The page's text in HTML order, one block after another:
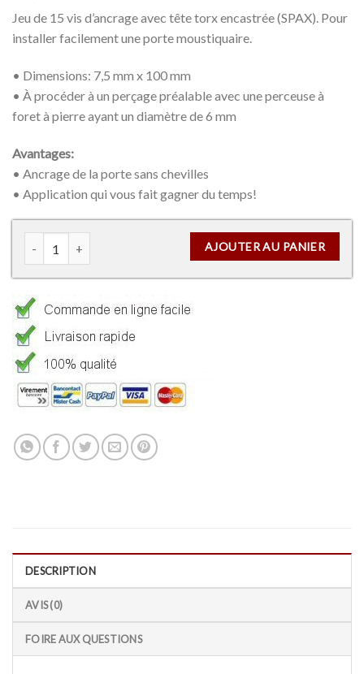
Jeu de 15 vis d’ancrage avec tête torx encastrée (SPAX). Pour
installer facilement une porte moustiquaire.
• Dimensions: 7,5 mm x 100 mm
• À procéder à un perçage préalable avec une perceuse à
foret à pierre ayant un diamètre de 6 mm
Avantages:
• Ancrage de la porte sans chevilles
• Application qui vous fait gagner du temps!
AJOUTER AU PANIER
DESCRIPTION
AVIS (0)
FOIRE AUX QUESTIONS